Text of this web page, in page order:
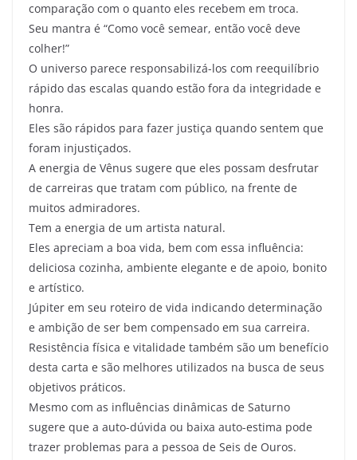
comparação com o quanto eles recebem em troca.
Seu mantra é “Como você semear, então você deve
colher!”
O universo parece responsabilizá-los com reequilíbrio
rápido das escalas quando estão fora da integridade e
honra.
Eles são rápidos para fazer justiça quando sentem que
foram injustiçados.
A energia de Vênus sugere que eles possam desfrutar
de carreiras que tratam com público, na frente de
muitos admiradores.
Tem a energia de um artista natural.
Eles apreciam a boa vida, bem com essa influência:
deliciosa cozinha, ambiente elegante e de apoio, bonito
e artístico.
Júpiter em seu roteiro de vida indicando determinação
e ambição de ser bem compensado em sua carreira.
Resistência física e vitalidade também são um benefício
desta carta e são melhores utilizados na busca de seus
objetivos práticos.
Mesmo com as influências dinâmicas de Saturno
sugere que a auto-dúvida ou baixa auto-estima pode
trazer problemas para a pessoa de Seis de Ouros.